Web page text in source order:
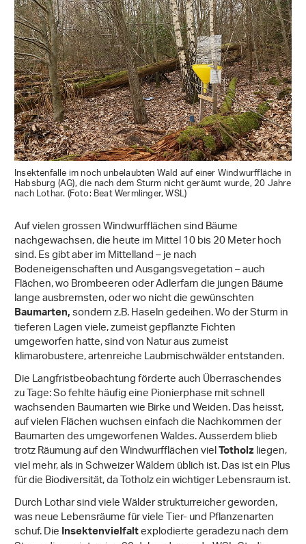
Insektenfalle im noch unbelaubten Wald auf einer Windwurffläche in
Habsburg (AG), die nach dem Sturm nicht geräumt wurde, 20 Jahre
nach Lothar. (Foto: Beat Wermlinger, WSL)
Auf vielen grossen Windwurfflächen sind Bäume
nachgewachsen, die heute im Mittel 10 bis 20 Meter hoch
sind. Es gibt aber im Mittelland – je nach
Bodeneigenschaften und Ausgangsvegetation – auch
Flächen, wo Brombeeren oder Adlerfarn die jungen Bäume
lange ausbremsten, oder wo nicht die gewünschten
Baumarten,sondern z.B. Haseln gedeihen. Wo der Sturm in
tieferen Lagen viele, zumeist gepflanzte Fichten
umgeworfen hatte, sind von Natur aus zumeist
klimarobustere, artenreiche Laubmischwälder entstanden.
Die Langfristbeobachtung förderte auch Überraschendes
zu Tage: So fehlte häufig eine Pionierphase mit schnell
wachsenden Baumarten wie Birke und Weiden. Das heisst,
auf vielen Flächen wuchsen einfach die Nachkommen der
Baumarten des umgeworfenen Waldes. Ausserdem blieb
trotz Räumung auf den Windwurfflächen vielTotholzliegen,
viel mehr, als in Schweizer Wäldern üblich ist. Das ist ein Plus
für die Biodiversität, da Totholz ein wichtiger Lebensraum ist.
Durch Lothar sind viele Wälder strukturreicher geworden,
was neue Lebensräume für viele Tier- und Pflanzenarten
schuf. DieInsektenvielfaltexplodierte geradezu nach dem